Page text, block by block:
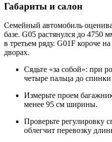
Габариты и салон
Семейный автомобиль
базе. G05 растянулся до 4750
в третьем ряду. G01F короче
дворах.
Сядьте «за собой»: при
четыре пальца до
Измерьте проем
менее 95 см ширины.
Проверьте регулировку
облегчит перевозку